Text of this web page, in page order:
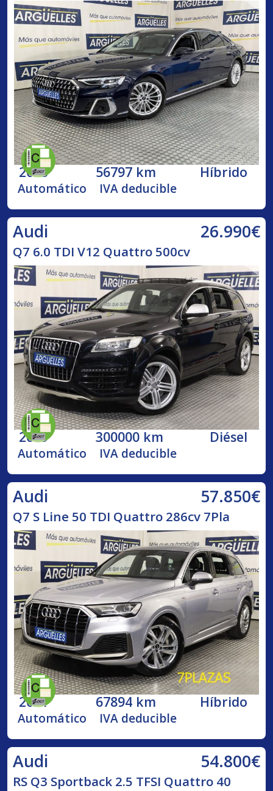
2023 56797 km Híbrido
Automático IVA deducible
Audi 26.990€
Q7 6.0 TDI V12 Quattro 500cv
2009 300000 km Diésel
Automático IVA deducible
Audi 57.850€
Q7 S Line 50 TDI Quattro 286cv 7Pla
2021 67894 km Híbrido
Automático IVA deducible
Audi 54.800€
RS Q3 Sportback 2.5 TFSI Quattro 40